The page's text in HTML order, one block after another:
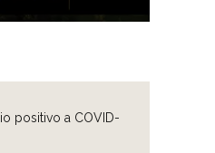
positivo a COVID-